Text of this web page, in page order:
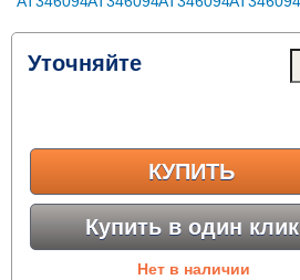
Уточняйте
КУПИТЬ
Купить в один клик
Нет в наличии